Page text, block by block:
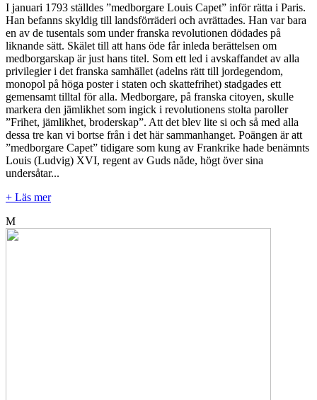
I januari 1793 ställdes ”medborgare Louis Capet” inför rätta i Paris.
Han befanns skyldig till landsförräderi och avrättades. Han var bara
en av de tusentals som under franska revolutionen dödades på
liknande sätt. Skälet till att hans öde får inleda berättelsen om
medborgarskap är just hans titel. Som ett led i avskaffandet av alla
privilegier i det franska samhället (adelns rätt till jordegendom,
monopol på höga poster i staten och skattefrihet) stadgades ett
gemensamt tilltal för alla. Medborgare, på franska citoyen, skulle
markera den jämlikhet som ingick i revolutionens stolta paroller
”Frihet, jämlikhet, broderskap”. Att det blev lite si och så med alla
dessa tre kan vi bortse från i det här sammanhanget. Poängen är att
”medborgare Capet” tidigare som kung av Frankrike hade benämnts
Louis (Ludvig) XVI, regent av Guds nåde, högt över sina
undersåtar...
+ Läs mer
M